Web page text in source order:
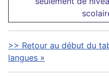
>> Retour au début du
langues »